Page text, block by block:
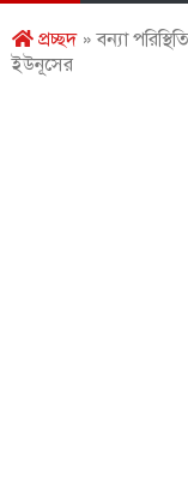
প্রচ্ছদ» বন্যা
ইউনূসের